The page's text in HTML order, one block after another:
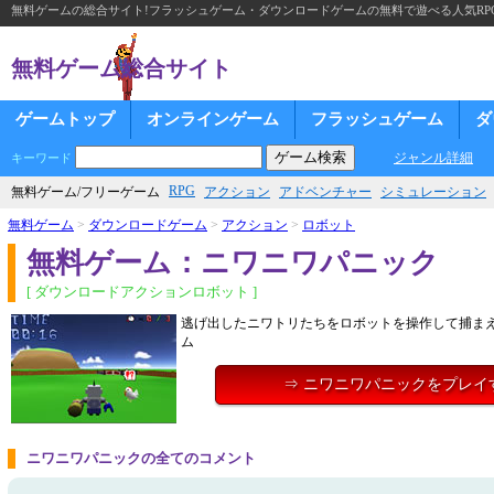
無料ゲームの総合サイト!フラッシュゲーム・ダウンロードゲームの無料で遊べる人気
無料ゲーム総合サイト
ゲームトップ オンラインゲーム フラッシュゲーム
キーワード ジャンル詳細
無料ゲーム/フリーゲーム RPG アクション アドベンチャー シミュレーション
無料ゲーム > ダウンロードゲーム > アクション > ロボット
無料ゲーム：ニワニワパニック
[ ダウンロードアクションロボット ]
逃げ出したニワトリたちをロボットを操作して捕ま
ム
⇒ ニワニワパニックをプレイ
ニワニワパニックの全てのコメント